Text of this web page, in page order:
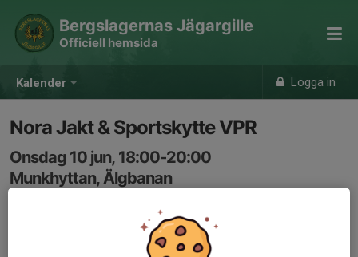
Kalender Logga in
Bergslagernas Jägargille
Officiell hemsida
Nora Jakt & Sportskytte VPR
Onsdag 10 jun, 18:00-20:00
Munkhyttan, Älgbanan
Samling: 18:00, Älgbanan